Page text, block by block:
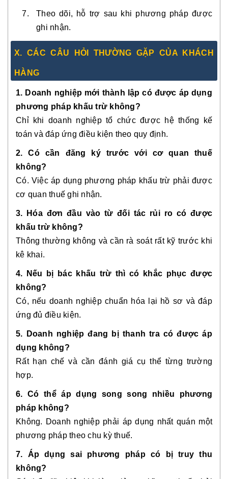
Theo dõi, hỗ trợ sau khi phương pháp được
ghi nhận.
X. CÁC CÂU HỎI THƯỜNG GẶP CỦA KHÁCH
HÀNG
1. Doanh nghiệp mới thành lập có được áp dụng
phương pháp khấu trừ không?
Chỉ khi doanh nghiệp tổ chức được hệ thống kế
toán và đáp ứng điều kiện theo quy định.
2. Có cần đăng ký trước với cơ quan thuế
không?
Có. Việc áp dụng phương pháp khấu trừ phải được
cơ quan thuế ghi nhận.
3. Hóa đơn đầu vào từ đối tác rủi ro có được
khấu trừ không?
Thông thường không và cần rà soát rất kỹ trước khi
kê khai.
4. Nếu bị bác khấu trừ thì có khắc phục được
không?
Có, nếu doanh nghiệp chuẩn hóa lại hồ sơ và đáp
ứng đủ điều kiện.
5. Doanh nghiệp đang bị thanh tra có được áp
dụng không?
Rất hạn chế và cần đánh giá cụ thể từng trường
hợp.
6. Có thể áp dụng song song nhiều phương
pháp không?
Không. Doanh nghiệp phải áp dụng nhất quán một
phương pháp theo chu kỳ thuế.
7. Áp dụng sai phương pháp có bị truy thu
không?